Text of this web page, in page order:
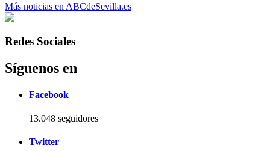
Más noticias en ABCdeSevilla.es
Redes Sociales
Síguenos en
Facebook
13.048 seguidores
Twitter